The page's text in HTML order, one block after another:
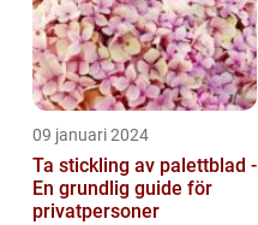
09 januari 2024
Ta stickling av palettblad -
En grundlig guide för
privatpersoner